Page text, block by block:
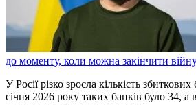
до моменту, коли можна закінчити
У Росії різко зросла кількість
січня 2026 року таких банків було 34, а